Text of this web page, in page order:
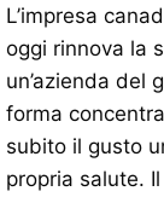
L’impresa
oggi rinnova la
un’azienda del
forma
subito il gusto
propria salute.